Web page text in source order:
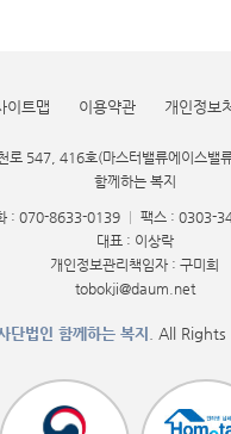
이트맵 이용약관 개인정보
로 547, 416호(마스터밸류에이스밸
함께하는 복지
: 070-8633-0139
팩스 : 0303-
대표 : 이상락
개인정보관리책임자 : 구미희
tobokji@daum.net
단법인 함께하는 복지 . All Rights